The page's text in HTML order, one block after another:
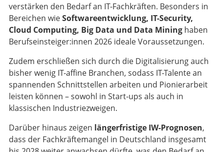
verstärken den Bedarf an IT-Fachkräften. Besonders in
Bereichen wie Softwareentwicklung, IT-Security,
Cloud Computing, Big Data und Data Mining haben
Berufseinsteiger:innen 2026 ideale Voraussetzungen.
Zudem erschließen sich durch die Digitalisierung auch
bisher wenig IT-affine Branchen, sodass IT-Talente an
spannenden Schnittstellen arbeiten und Pionierarbeit
leisten können – sowohl in Start-ups als auch in
klassischen Industriezweigen.
Darüber hinaus zeigen längerfristige IW-Prognosen,
dass der Fachkräftemangel in Deutschland insgesamt